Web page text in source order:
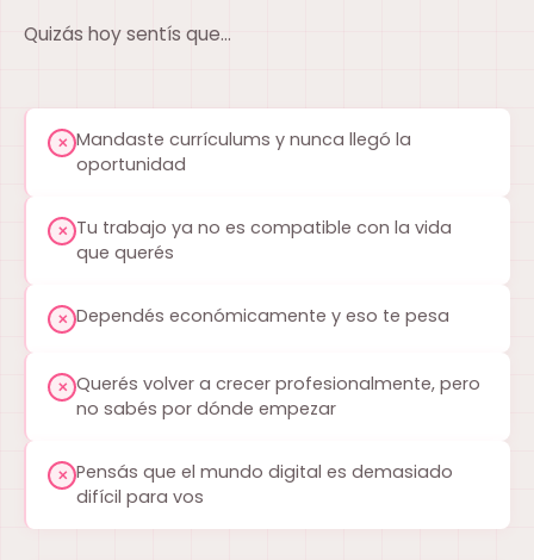
Quizás hoy sentís que...
✕ Mandaste currículums y nunca llegó la
oportunidad
✕ Tu trabajo ya no es compatible con la vida
que querés
✕ Dependés económicamente y eso te pesa
✕ Querés volver a crecer profesionalmente, pero
no sabés por dónde empezar
✕ Pensás que el mundo digital es demasiado
difícil para vos